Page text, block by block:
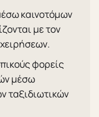
καινοτόμων
με τον
φορείς
μέσω
ταξιδιωτικών